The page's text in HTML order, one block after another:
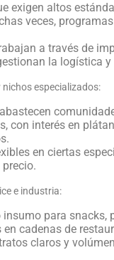
exigen altos
veces,
a través de
la logística
especializados:
con interés en
en ciertas
e industria:
para snacks,
cadenas de
claros y